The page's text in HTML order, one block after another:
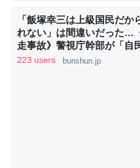
いのか」に関する新仮説
これを元に考えるとカルシ
類は苦労してるんだな…。腹
─ニュース :: 【研究発表】昆虫学
「飯塚幸三は上級国民だか
れない」は間違いだった…
走事故》警視庁幹部が「自
員」に呼び出されても逮捕
223 users bunshun.jp